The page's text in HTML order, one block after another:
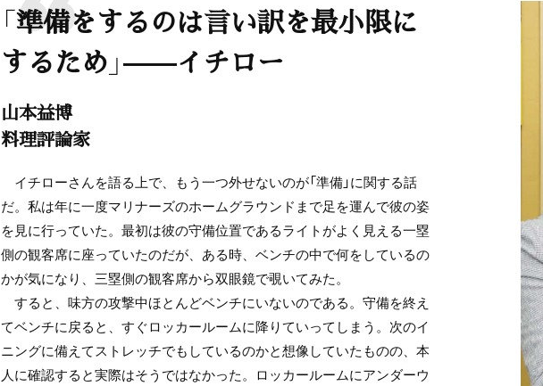
「準備をするのは言い訳を最小限に
するため」——イチロー
山本益博
料理評論家
イチローさんを語る上で、もう一つ外せないのが「準備」に関する話
だ。私は年に一度マリナーズのホームグラウンドまで足を運んで彼の姿
を見に行っていた。最初は彼の守備位置であるライトがよく見える一塁
側の観客席に座っていたのだが、ある時、ベンチの中で何をしているの
かが気になり、三塁側の観客席から双眼鏡で覗いてみた。
すると、味方の攻撃中ほとんどベンチにいないのである。守備を終え
てベンチに戻ると、すぐロッカールームに降りていってしまう。次のイ
ニングに備えてストレッチでもしているのかと想像していたものの、本
人に確認すると実際はそうではなかった。ロッカールームにアンダーウ